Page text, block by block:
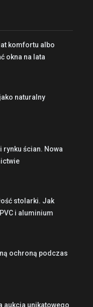
komfortu albo
okna na lata
naturalny
ścian. Nowa
stolarki. Jak
i aluminium
ochroną podczas
aukcja unikatowego